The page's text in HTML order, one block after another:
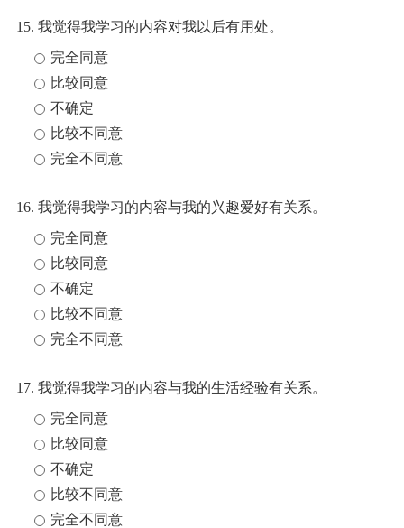
15. 我觉得我学习的内容对我以后有用处。
完全同意
比较同意
不确定
比较不同意
完全不同意
16. 我觉得我学习的内容与我的兴趣爱好有关系。
完全同意
比较同意
不确定
比较不同意
完全不同意
17. 我觉得我学习的内容与我的生活经验有关系。
完全同意
比较同意
不确定
比较不同意
完全不同意